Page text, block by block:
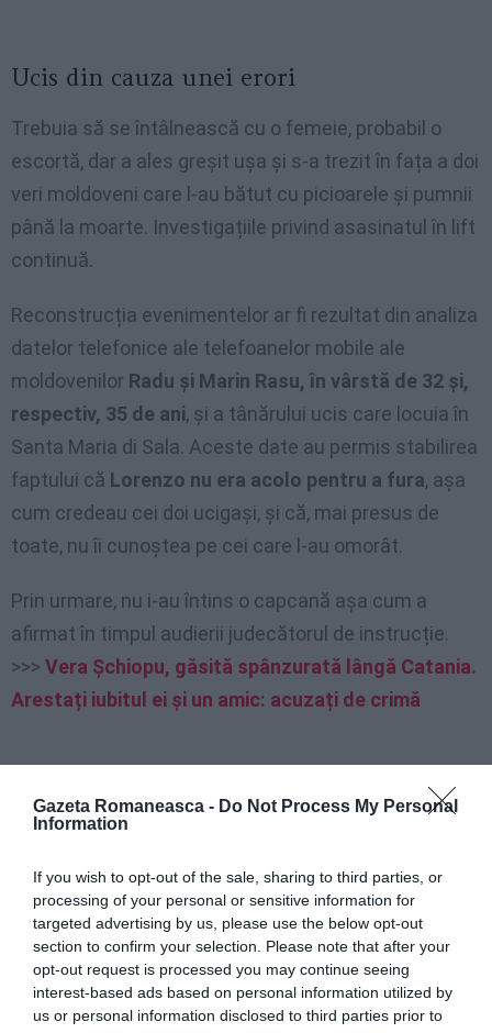
Gazeta Romaneasca - Do Not Process My Personal
Information
If you wish to opt-out of the sale, sharing to third parties, or
processing of your personal or sensitive information for
targeted advertising by us, please use the below opt-out
section to confirm your selection. Please note that after your
opt-out request is processed you may continue seeing
interest-based ads based on personal information utilized by
us or personal information disclosed to third parties prior to
Ucis din cauza unei erori
Trebuia să se întâlnească cu o femeie, probabil o
escortă, dar a ales greșit ușa și s-a trezit în fața a doi
veri moldoveni care l-au bătut cu picioarele și pumnii
până la moarte. Investigațiile privind asasinatul în lift
continuă.
Reconstrucția evenimentelor ar fi rezultat din analiza
datelor telefonice ale telefoanelor mobile ale
moldovenilor Radu și Marin Rasu, în vârstă de 32 și,
respectiv, 35 de ani, și a tânărului ucis care locuia în
Santa Maria di Sala. Aceste date au permis stabilirea
faptului că Lorenzo nu era acolo pentru a fura, așa
cum credeau cei doi ucigași, și că, mai presus de
toate, nu îi cunoștea pe cei care l-au omorât.
Prin urmare, nu i-au întins o capcană așa cum a
afirmat în timpul audierii judecătorul de instrucție.
>>> Vera Șchiopu, găsită spânzurată lângă Catania.
Arestați iubitul ei și un amic: acuzați de crimă
Conform declarațiilor depuse la Procuratură și
Squadra Mobile di Venezia (echipa mobilă de
investigații), pare că victima avea o întâlnire în
clădirea de pe Rampa Cavalcavia, unde ulterior a fost
ucis. Dar,în loc să intre pe scara „A”, după ce a intrat
în clădire,a urcat pe scara „B”.